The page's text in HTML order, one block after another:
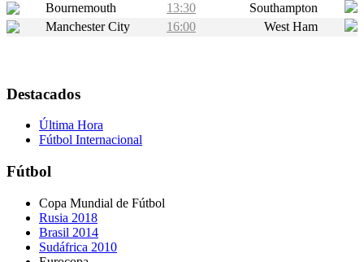
Bournemouth
13:30
Southampton
Manchester City
16:00 West Ham
Destacados
Última Hora
Fútbol Internacional
Fútbol
Copa Mundial de Fútbol
Rusia 2018
Brasil 2014
Sudáfrica 2010